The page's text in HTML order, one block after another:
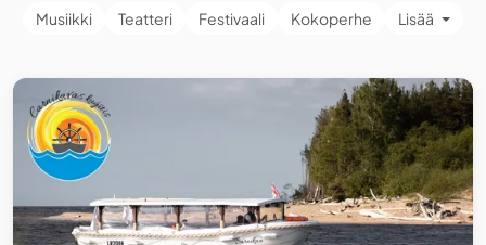
Musiikki Teatteri Festivaali Kokoperhe Lisää